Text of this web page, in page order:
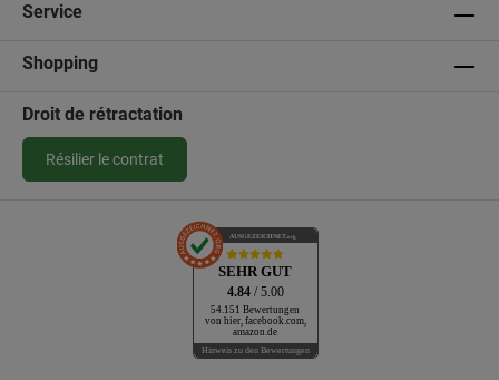
Service
Shopping
Droit de rétractation
Résilier le contrat
AUSGEZEICHNET.org
SEHR GUT
4.84 / 5.00
54.151 Bewertungen
von hier, facebook.com,
amazon.de
Hinweis zu den Bewertungen